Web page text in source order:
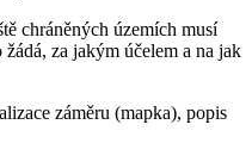
chráněných územích musí
za jakým účelem a na jak
záměru (mapka), popis